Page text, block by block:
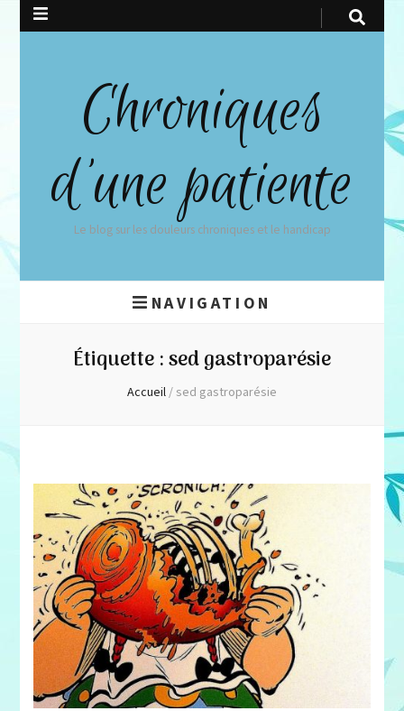
Chroniques
d'une patiente
Le blog sur les douleurs chroniques et le handicap
NAVIGATION
Étiquette :sed gastroparésie
Accueil/ sed gastroparésie